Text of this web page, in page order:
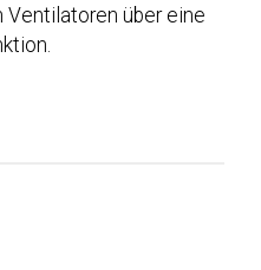
Ventilatoren über eine